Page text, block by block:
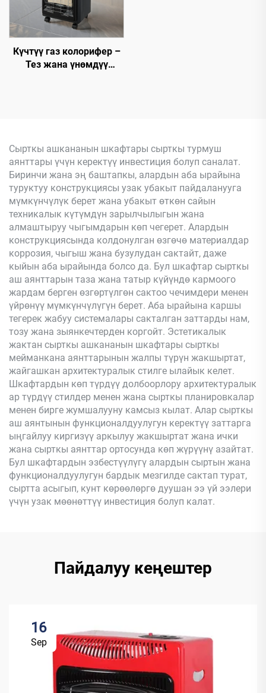
Күчтүү газ колорифер –
Тез жана үнөмдүү
Сырткы ашкананын шкафтары сырткы турмуш
аянттары үчүн керектүү инвестиция болуп саналат.
Биринчи жана эң баштапкы, алардын аба ырайына
туруктуу конструкциясы узак убакыт пайдаланууга
мүмкүнчүлүк берет жана убакыт өткөн сайын
техникалык күтүмдүн зарылчылыгын жана
алмаштыруу чыгымдарын көп чегерет. Алардын
конструкциясында колдонулган өзгөчө материалдар
коррозия, чыгыш жана бузулудан сактайт, даже
кыйын аба ырайында болсо да. Бул шкафтар сырткы
аш аянттарын таза жана татыр күйүндө кармоого
жардам берген өзгөртүлгөн сактоо чечимдери менен
үйрөнүү мүмкүнчүлүгүн берет. Аба ырайына каршы
тегерек жабуу системалары сакталган заттарды нам,
тозу жана зыянкечтерден коргойт. Эстетикалык
жактан сырткы ашкананын шкафтары сырткы
мейманкана аянттарынын жалпы түрүн жакшыртат,
жайгашкан архитектуралык стилге ылайык келет.
Шкафтардын көп түрдүү долбоорлору архитектуралык
ар түрдүү стилдер менен жана сырткы планировкалар
менен бирге жумшалууну камсыз кылат. Алар сырткы
аш аянтынын функционалдуулугун керектүү заттарга
ыңгайлуу киргизүү аркылуу жакшыртат жана ички
жана сырткы аянттар ортосунда көп жүрүүнү азайтат.
Бул шкафтардын эзбестүүлүгү алардын сыртын жана
функционалдуулугун бардык мезгилде сактап турат,
сыртта асыгып, кунт көрөөлөргө дуушан ээ үй ээлери
үчүн узак мөөнөттүү инвестиция болуп калат.
Пайдалуу кеңештер
16
Sep